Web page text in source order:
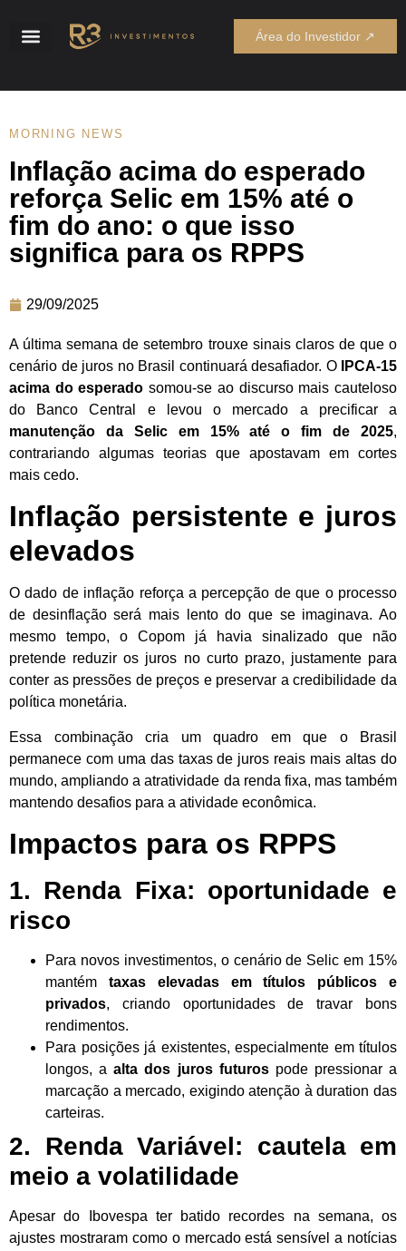
Área do Investidor ↗
MORNING NEWS
Inflação acima do esperado
reforça Selic em 15% até o
fim do ano: o que isso
significa para os RPPS
29/09/2025
A última semana de setembro trouxe sinais claros de que o
cenário de juros no Brasil continuará desafiador. O
IPCA-15
acima do esperado somou-se ao discurso mais cauteloso
do Banco Central e levou o mercado a precificar a
manutenção da Selic em 15% até o fim de 2025,
contrariando algumas teorias que apostavam em cortes
mais cedo.
Inflação persistente e juros
elevados
O dado de inflação reforça a percepção de que o processo
de desinflação será mais lento do que se imaginava. Ao
mesmo tempo, o Copom já havia sinalizado que não
pretende reduzir os juros no curto prazo, justamente para
conter as pressões de preços e preservar a credibilidade da
política monetária.
Essa combinação cria um quadro em que o Brasil
permanece com uma das taxas de juros reais mais altas do
mundo, ampliando a atratividade da renda fixa, mas também
mantendo desafios para a atividade econômica.
Impactos para os RPPS
1. Renda Fixa: oportunidade e
risco
Para novos investimentos, o cenário de Selic em 15%
mantém taxas elevadas em títulos públicos e
privados, criando oportunidades de travar bons
rendimentos.
Para posições já existentes, especialmente em títulos
longos, aalta dos juros futurospode pressionar a
marcação a mercado, exigindo atenção à duration das
carteiras.
2. Renda Variável: cautela em
meio a volatilidade
Apesar do Ibovespa ter batido recordes na semana, os
ajustes mostraram como o mercado está sensível a notícias